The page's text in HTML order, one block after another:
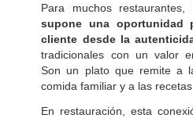
Para muchos restaurantes,
supone una oportunidad
cliente desde la
tradicionales con un valor
Son un plato que remite a
comida familiar y a las
En restauración, esta